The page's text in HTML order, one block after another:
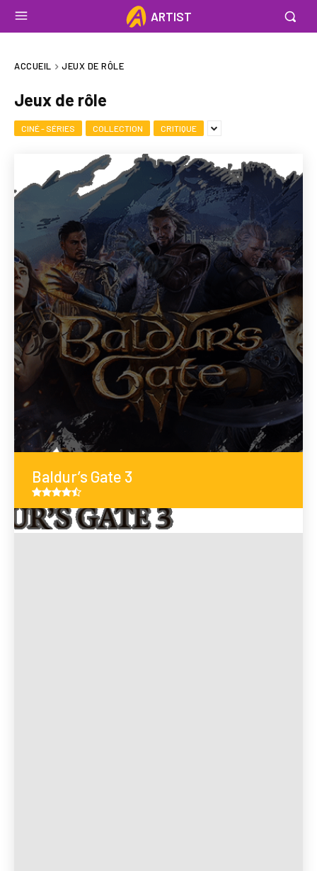
ARTIST
ACCUEIL JEUX DE RÔLE
Jeux de rôle
CINÉ - SÉRIES COLLECTION CRITIQUE
Baldur’s Gate 3